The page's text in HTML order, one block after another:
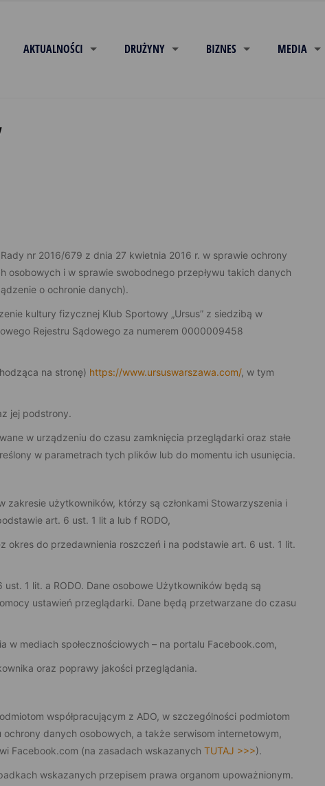
AKTUALNOŚCI DRUŻYNY BIZNES MEDIA
nr 2016/679 z dnia 27 kwietnia 2016 r. w sprawie ochrony
i w sprawie swobodnego przepływu takich danych
o ochronie danych).
kultury fizycznej Klub Sportowy „Ursus” z siedzibą w
Rejestru Sądowego za numerem 0000009458
na stronę) https://www.ursuswarszawa.com/, w tym
jej podstrony.
w urządzeniu do czasu zamknięcia przeglądarki oraz stałe
w parametrach tych plików lub do momentu ich usunięcia.
zakresie użytkowników, którzy są członkami Stowarzyszenia i
art. 6 ust. 1 lit a lub f RODO,
do przedawnienia roszczeń i na podstawie art. 6 ust. 1 lit.
1 lit. a RODO. Dane osobowe Użytkowników będą są
ustawień przeglądarki. Dane będą przetwarzane do czasu
w mediach społecznościowych – na portalu Facebook.com,
oraz poprawy jakości przeglądania.
współpracującym z ADO, w szczególności podmiotom
danych osobowych, a także serwisom internetowym,
Facebook.com (na zasadach wskazanychTUTAJ >>>).
wskazanych przepisem prawa organom upoważnionym.